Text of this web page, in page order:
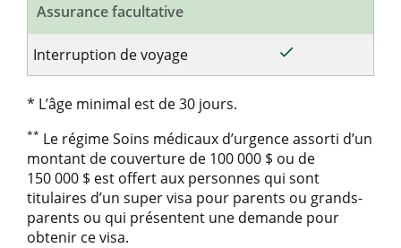
Assurance facultative
Interruption de voyage Inclus pour le
done
* L’âge minimal est de 30 jours.
** Le régime Soins médicaux d’urgence assorti d’un
montant de couverture de 100 000 $ ou de
150 000 $ est offert aux personnes qui sont
titulaires d’un super visa pour parents ou grands-
parents ou qui présentent une demande pour
obtenir ce visa.